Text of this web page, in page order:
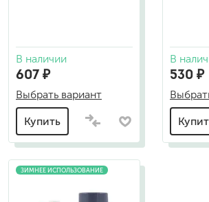
В наличии
607 ₽
Выбрать вариант
Купить
В
530 ₽
ЗИМНЕЕ ИСПОЛЬЗОВАНИЕ